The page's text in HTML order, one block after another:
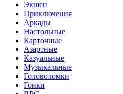
Экшен
Приключения
Аркады
Настольные
Карточные
Азартные
Казуальные
Музыкальные
Головоломки
Гонки